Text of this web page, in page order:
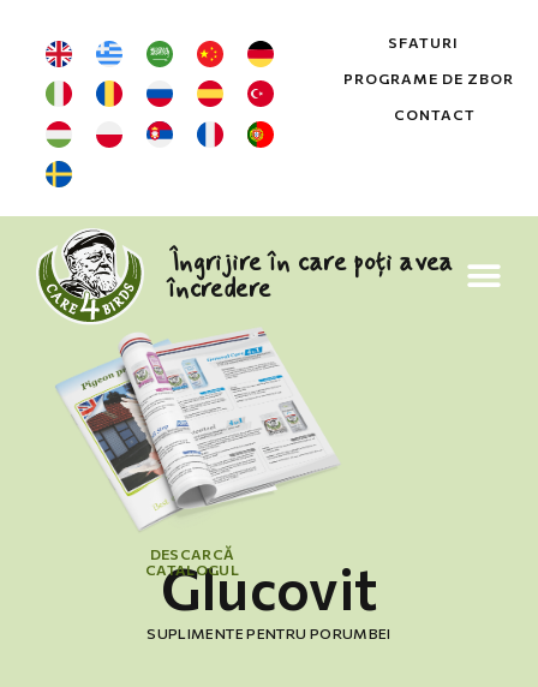
SFATURI
PROGRAME DE ZBOR
CONTACT
Îngrijire în care poți avea
încredere
DESCARCĂ
CATALOGUL
Glucovit
SUPLIMENTE PENTRU PORUMBEI